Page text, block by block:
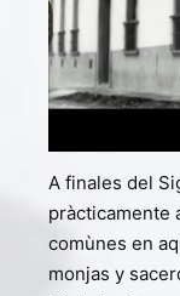
A finales del
pràcticamente
comùnes en
monjas y